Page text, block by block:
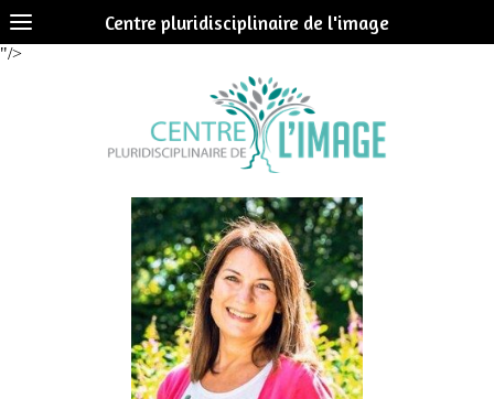
"/>
Centre pluridisciplinaire de l'image